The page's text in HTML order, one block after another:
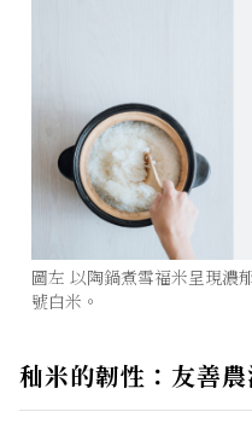
圖左 以陶鍋煮雪福米呈現濃
號白米。
秈米的韌性：友善